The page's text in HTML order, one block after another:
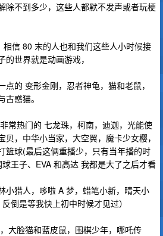
除不到多少，这些人都默不发声或者玩梗
信 80 末的人也和我们这些人小时候接
世界就是动画游戏，
点的 变形金刚，忍者神龟，猫和老鼠，
惑猫。
常热门的 七龙珠，柯南，迪迦，光能使
贝，中华小当家，大空翼，魔卡少女樱，
篮球(最后这俩重播少，只有当年播的时
王子、EVA 和高达 我都是大了之后才看
小猎人，哆啦 A 梦，蜡笔小新，晴天小
倒是等我快上初中时候才见过）
大脸猫和蓝皮鼠，围棋少年，哪吒传